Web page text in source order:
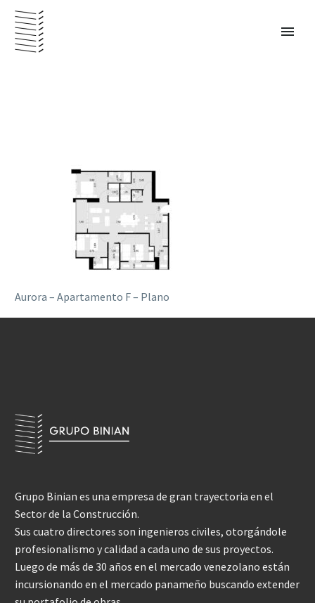
PANAMÁ – ESPAÑOL
Aurora – Apartamento F – Plano
Grupo Binian es una empresa de gran trayectoria en el
Sector de la Construcción.
Sus cuatro directores son ingenieros civiles, otorgándole
profesionalismo y calidad a cada uno de sus proyectos.
Luego de más de 30 años en el mercado venezolano están
incursionando en el mercado panameño buscando extender